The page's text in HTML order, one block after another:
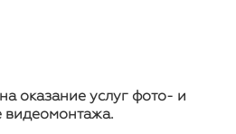
услуг фото- и
видеомонтажа.